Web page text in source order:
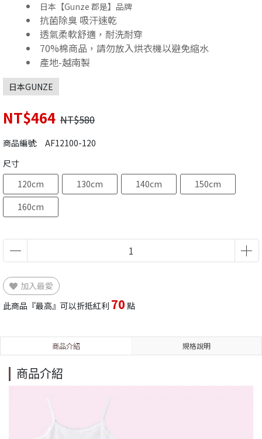
日本【Gunze 郡是】品牌
抗菌除臭 吸汗速乾
透氣柔軟舒適，耐洗耐穿
70%棉商品，請勿放入烘衣機以避免縮水
產地-越南製
日本GUNZE
NT$464 NT$580
商品編號:
AF12100-120
尺寸
120cm
130cm 140cm
150cm
160cm
加入最愛
此商品『最高』可以折抵紅利 70 點
商品介紹 規格說明
商品介紹